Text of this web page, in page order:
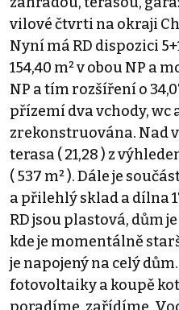
vilové čtvrti na okraji
Nyní má RD dispozici
154,40 m² v obou NP a
NP a tím rozšíření o
přízemí dva vchody, wc
zrekonstruována. Nad
terasa ( 21,28 ) z
( 537 m² ). Dále je
a přilehlý sklad a dílna
RD jsou plastová, dům
kde je momentálně
je napojený na celý
fotovoltaiky a koupě